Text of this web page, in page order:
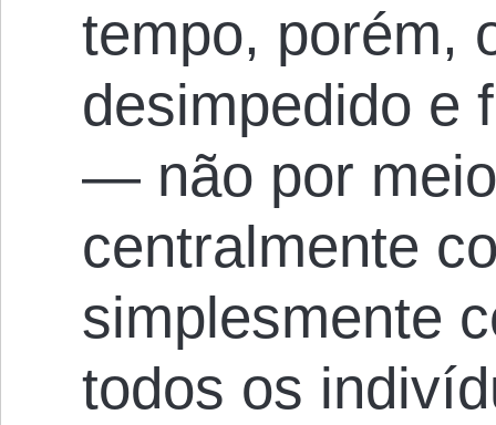
tempo, porém,
desimpedido e
— não por
centralmente
simplesmente
todos os